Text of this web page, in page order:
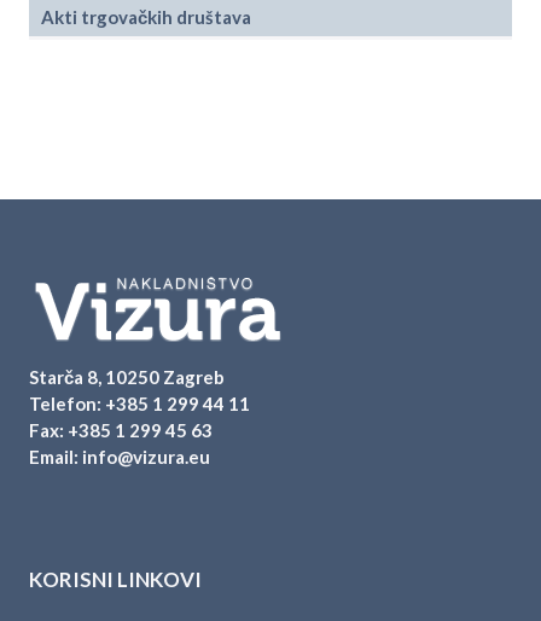
Akti trgovačkih društava
Starča 8, 10250 Zagreb
Telefon: +385 1 299 44 11
Fax: +385 1 299 45 63
Email: info@vizura.eu
KORISNI LINKOVI